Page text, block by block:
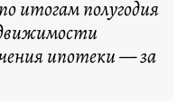
итогам полугодия
ипотеки — за